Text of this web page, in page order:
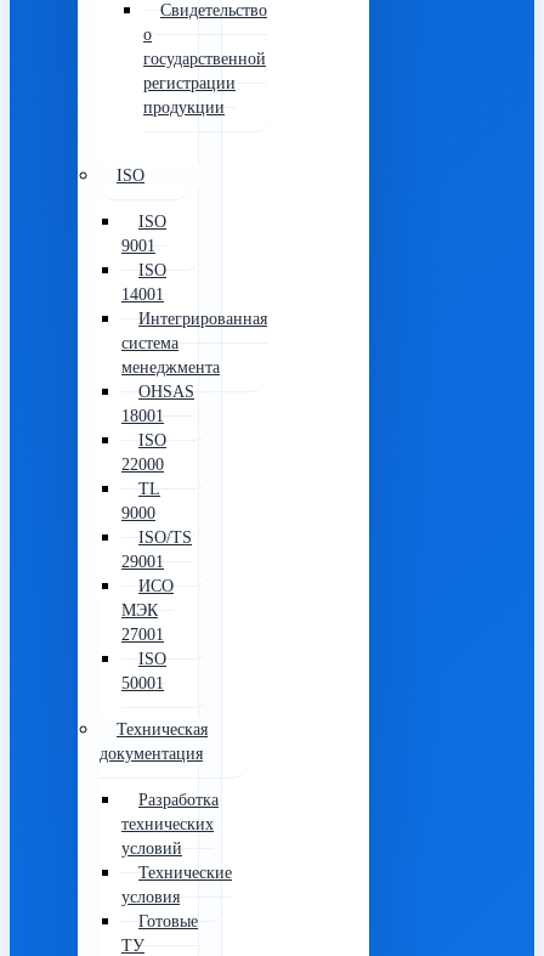
Свидетельство
о
государственной
регистрации
продукции
ISO
ISO
9001
ISO
14001
Интегрированная
система
менеджмента
OHSAS
18001
ISO
22000
TL
9000
ISO/TS
29001
ИСО
МЭК
27001
ISO
50001
Техническая
документация
Разработка
технических
условий
Технические
условия
Готовые
ТУ